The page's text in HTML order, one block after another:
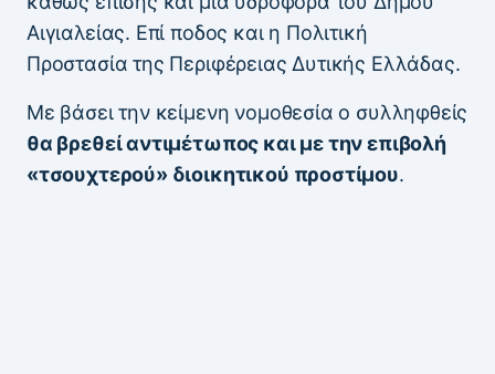
Αιγιαλείας. Επί ποδος και η Πολιτική
Προστασία της Περιφέρειας Δυτικής Ελλάδας.
Με βάσει την κείμενη νομοθεσία ο συλληφθείς
θα βρεθεί αντιμέτωπος και με την επιβολή
«τσουχτερού» διοικητικού προστίμου.